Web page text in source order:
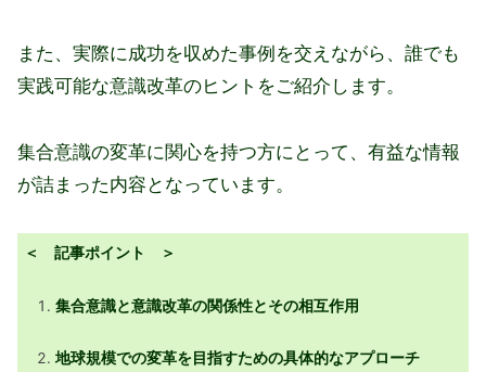
また、実際に成功を収めた事例を交えながら、誰でも
実践可能な意識改革のヒントをご紹介します。
集合意識の変革に関心を持つ方にとって、有益な情報
が詰まった内容となっています。
＜ 記事ポイント ＞
集合意識と意識改革の関係性とその相互作用
地球規模での変革を目指すための具体的なアプローチ